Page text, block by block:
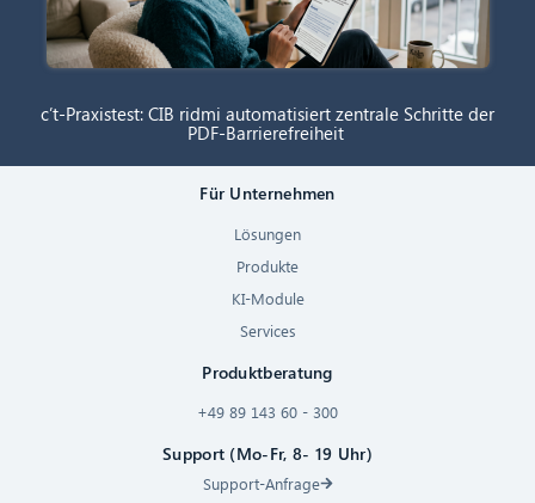
c’t-Praxistest: CIB ridmi automatisiert zentrale Schritte der
PDF-Barrierefreiheit
Für Unternehmen
Lösungen
Produkte
KI-Module
Services
Produktberatung
+49 89 143 60 - 300
Support (Mo-Fr, 8- 19 Uhr)
Support-Anfrage